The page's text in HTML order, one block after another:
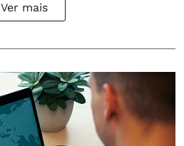
Ver mais